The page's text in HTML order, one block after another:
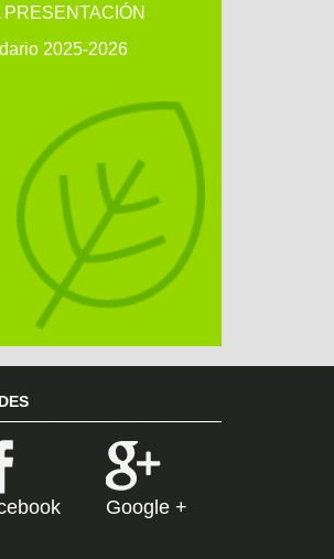
PRESENTACIÓN
2025-2026
Google +